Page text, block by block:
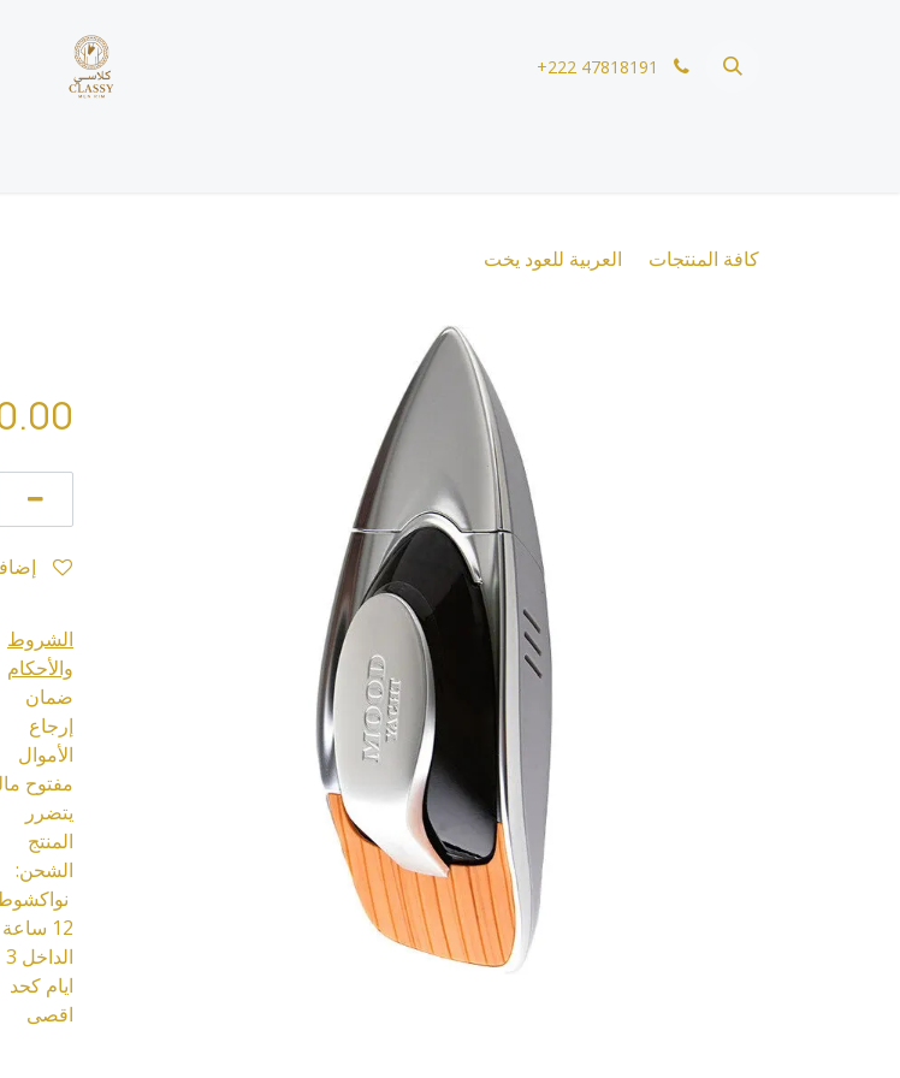
+222 47818191
كافة المنتجات العربية للعود يخت
الشروط
والأحكام
ضمان
إرجاع
الأموال
مفتوح
يتضرر
المنتج
الشحن:
12 ساعة
الداخل 3
ايام كحد
اقصى